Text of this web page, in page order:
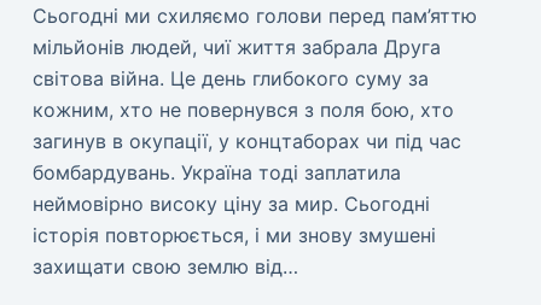
​Сьогодні ми схиляємо голови перед пам’яттю
мільйонів людей, чиї життя забрала Друга
світова війна. Це день глибокого суму за
кожним, хто не повернувся з поля бою, хто
загинув в окупації, у концтаборах чи під час
бомбардувань. Україна тоді заплатила
неймовірно високу ціну за мир. ​Сьогодні
історія повторюється, і ми знову змушені
захищати свою землю від…